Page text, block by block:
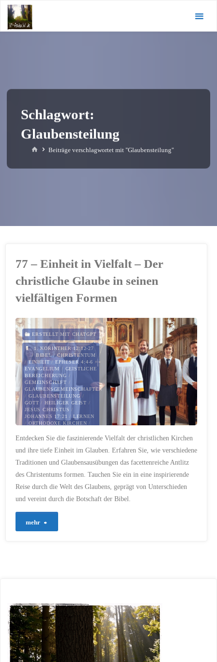
Zum
Inhalt
springen
Schlagwort:
Glaubensteilung
StartBeiträge verschlagwortet mit "Glaubensteilung"
77 – Einheit in Vielfalt – Der
christliche Glaube in seinen
vielfältigen Formen
ERSTELLT MIT CHATGPT
1. KORINTHER 12:12-27
/ BIBEL/CHRISTENTUM
/EINHEIT / EPHESER 4:4-6 /
EVANGELIUM / GEISTLICHE
BEREICHERUNG /
GEMEINSCHAFT /
GLAUBENSGEMEINSCHAFTEN
/ GLAUBENSTEILUNG /
GOTT / HEILIGER GEIST /
JESUS CHRISTUS /
JOHANNES 17:21 / LERNEN
/ ORTHODOXE KIRCHEN /
RESPEKT/RÖMISCH-
VERSCHIEDENE KIRCHEN /
30. NOVEMBER 2023
Entdecken Sie die faszinierende Vielfalt der christlichen Kirchen
und ihre tiefe Einheit im Glauben. Erfahren Sie, wie verschiedene
Traditionen und Glaubensausübungen das facettenreiche Antlitz
des Christentums formen. Tauchen Sie ein in eine inspirierende
Reise durch die Welt des Glaubens, geprägt von Unterschieden
und vereint durch die Botschaft der Bibel.
mehr
–
Der
christliche